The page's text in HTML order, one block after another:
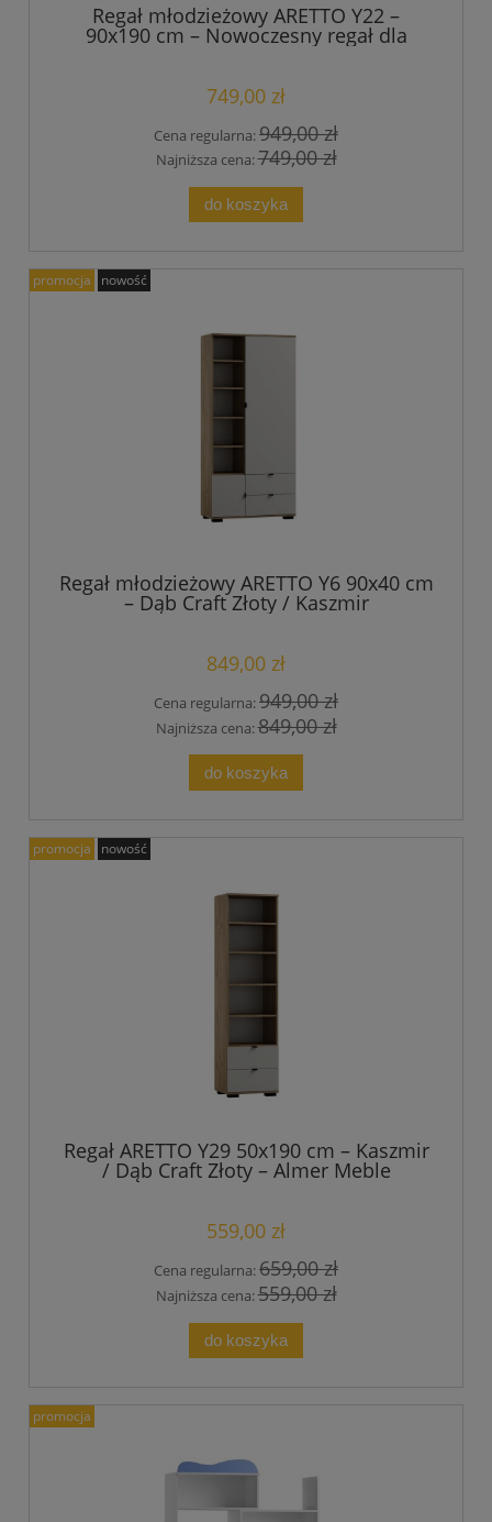
Regał młodzieżowy ARETTO Y22 –
90x190 cm – Nowoczesny regał dla
749,00 zł
Cena regularna:949,00 zł
Najniższa cena:749,00 zł
do koszyka
Regał młodzieżowy ARETTO Y6 90x40 cm
– Dąb Craft Złoty / Kaszmir
849,00 zł
Cena regularna:949,00 zł
Najniższa cena:849,00 zł
do koszyka
promocja nowość
Regał ARETTO Y29 50x190 cm – Kaszmir
/ Dąb Craft Złoty – Almer Meble
559,00 zł
Cena regularna:659,00 zł
Najniższa cena:559,00 zł
do koszyka
promocja nowość
promocja